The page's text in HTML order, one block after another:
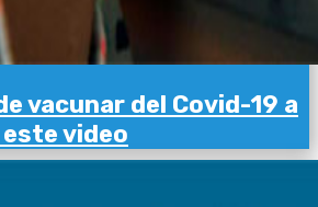
vacunar del Covid-19 a
video